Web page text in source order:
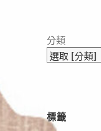
分類
標籤